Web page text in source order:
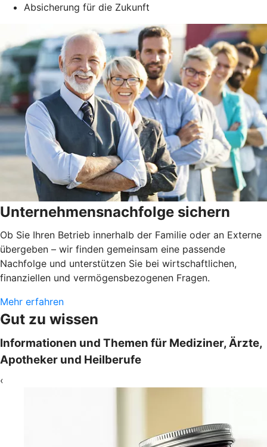
Absicherung für die Zukunft
Unternehmensnachfolge sichern
Ob Sie Ihren Betrieb innerhalb der Familie oder an Externe
übergeben – wir finden gemeinsam eine passende
Nachfolge und unterstützen Sie bei wirtschaftlichen,
finanziellen und vermögensbezogenen Fragen.
Mehr erfahren
Gut zu wissen
Informationen und Themen für Mediziner, Ärzte,
Apotheker und Heilberufe
‹